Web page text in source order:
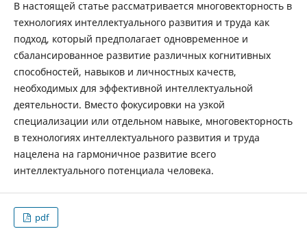
В настоящей статье рассматривается многовекторность в
технологиях интеллектуального развития и труда как
подход, который предполагает одновременное и
сбалансированное развитие различных когнитивных
способностей, навыков и личностных качеств,
необходимых для эффективной интеллектуальной
деятельности. Вместо фокусировки на узкой
специализации или отдельном навыке, многовекторность
в технологиях интеллектуального развития и труда
нацелена на гармоничное развитие всего
интеллектуального потенциала человека.
pdf